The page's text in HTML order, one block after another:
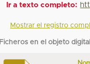
Ir a texto completo:
Mostrar el registro
Ficheros en el objeto digital